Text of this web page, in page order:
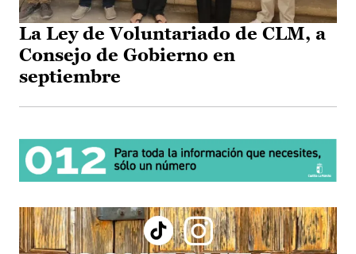
La Ley de Voluntariado de CLM, a
Consejo de Gobierno en
septiembre